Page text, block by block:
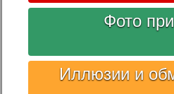
Фото
Иллюзии и